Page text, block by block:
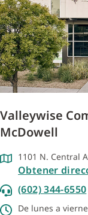
Valleywise
McDowell
1101 N. Central
Obtener
(602) 344-6550
De lunes a